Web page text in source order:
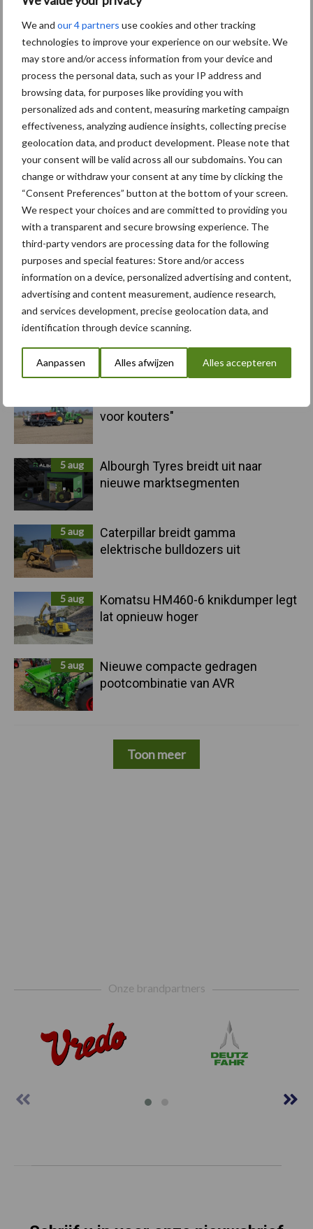
We and our 4 partners use cookies and other tracking
technologies to improve your experience on our website. We
may store and/or access information from your device and
process the personal data, such as your IP address and
browsing data, for purposes like providing you with
personalized ads and content, measuring marketing campaign
effectiveness, analyzing audience insights, collecting precise
geolocation data, and product development. Please note that
your consent will be valid across all our subdomains. You can
change or withdraw your consent at any time by clicking the
“Consent Preferences” button at the bottom of your screen.
We respect your choices and are committed to providing you
with a transparent and secure browsing experience. The
third-party vendors are processing data for the following
purposes and special features: Store and/or access
information on a device, personalized advertising and content,
advertising and content measurement, audience research,
and services development, precise geolocation data, and
identification through device scanning.
Aanpassen Alles afwijzen Alles accepteren
Primaire
Sidebar
Recent nieuws Partner nieuws
voor kouters"
5 aug
Albourgh Tyres breidt uit naar
nieuwe marktsegmenten
5 aug
Caterpillar breidt gamma
elektrische bulldozers uit
5 aug
Komatsu HM460-6 knikdumper legt
lat opnieuw hoger
5 aug
Nieuwe compacte gedragen
pootcombinatie van AVR
Toon meer
Themapagina's
Bemesting Gewas & ruwvoer Loonwerk
Balenwikkel- en
persmachines
Brandstof
Toon meer
Onze brandpartners